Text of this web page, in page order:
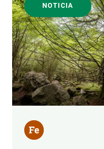
NOTICIA